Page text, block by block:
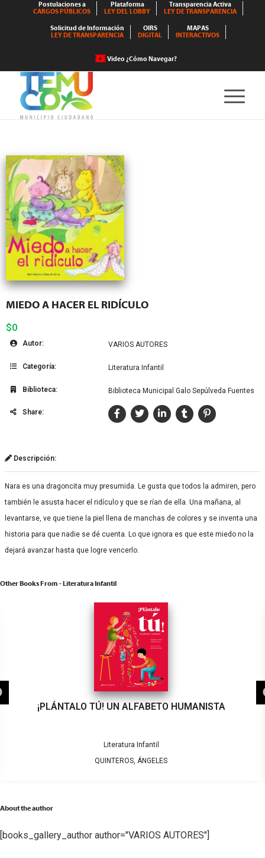
Postulaciones a
CARGOS PÚBLICOS
Plataforma
LEY DEL LOBBY
Transparencia Activa
LEY DE TRANSPARENCIA
Solicitud de Información
LEY DE TRANSPARENCIA
OIRS
DIGITAL
MAPAS
INTERACTIVOS
Video ¿Cómo Navegar?
MIEDO A HACER EL RIDÍCULO
$0
Autor: VARIOS AUTORES
Categoría: Literatura Infantil
Biblioteca: Biblioteca Municipal Galo Sepúlveda Fuentes
Share:
Descripción:
Nara es una dragoncita muy presumida. Le gusta que todos la admiren, pero
también le asusta hacer el ridículo y que se rían de ella. Una mañana, al
levantarse, ve que tiene la piel llena de manchas de colores y se inventa una
historia para que nadie se dé cuenta. Lo que ignora es que este miedo no la
dejará avanzar hasta que logre vencerlo.
Other Books From - Literatura Infantil
¡PLÁNTALO TÚ! UN ALFABETO HUMANISTA
Literatura Infantil
QUINTEROS, ÁNGELES
About the author
[books_gallery_author author="VARIOS AUTORES"]